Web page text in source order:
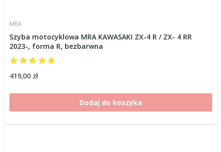
MRA
Szyba motocyklowa MRA KAWASAKI ZX-4 R / ZX- 4 RR
2023-, forma R, bezbarwna
419,00 zł
Dodaj do koszyka